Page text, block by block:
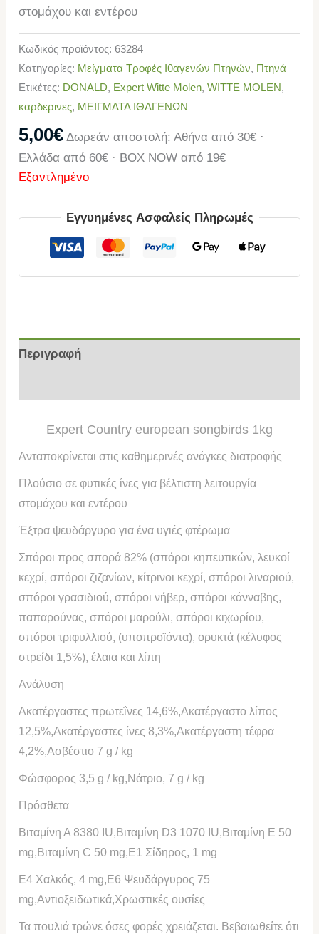
στομάχου και εντέρου
Κωδικός προϊόντος:63284
Κατηγορίες: Μείγματα Τροφές Ιθαγενών Πτηνών, Πτηνά
Ετικέτες: DONALD, Expert Witte Molen,WITTE MOLEN,
καρδερινες, ΜΕΙΓΜΑΤΑ ΙΘΑΓΕΝΩΝ
5,00€ Δωρεάν αποστολή: Αθήνα από 30€ ·
Ελλάδα από 60€ · BOX NOW από 19€
Εξαντλημένο
Εγγυημένες Ασφαλείς Πληρωμές
Περιγραφή
Expert Country european songbirds 1kg
Ανταποκρίνεται στις καθημερινές ανάγκες διατροφής
Πλούσιο σε φυτικές ίνες για βέλτιστη λειτουργία
στομάχου και εντέρου
Έξτρα ψευδάργυρο για ένα υγιές φτέρωμα
Σπόροι προς σπορά 82% (σπόροι κηπευτικών, λευκοί
κεχρί, σπόροι ζιζανίων, κίτρινοι κεχρί, σπόροι λιναριού,
σπόροι γρασιδιού, σπόροι νήβερ, σπόροι κάνναβης,
παπαρούνας, σπόροι μαρούλι, σπόροι κιχωρίου,
σπόροι τριφυλλιού, (υποπροϊόντα), ορυκτά (κέλυφος
στρείδι 1,5%), έλαια και λίπη
Ανάλυση
Ακατέργαστες πρωτεΐνες 14,6%,Ακατέργαστο λίπος
12,5%,Ακατέργαστες ίνες 8,3%,Ακατέργαστη τέφρα
4,2%,Ασβέστιο 7 g / kg
Φώσφορος 3,5 g / kg,Νάτριο, 7 g / kg
Πρόσθετα
Βιταμίνη Α 8380 IU, Βιταμίνη D3 1070 IU, Βιταμίνη Ε 50
mg, Βιταμίνη C 50 mg, E1 Σίδηρος, 1 mg
Ε4 Χαλκός, 4 mg, E6 Ψευδάργυρος 75
mg,Αντιοξειδωτικά,Χρωστικές ουσίες
Τα πουλιά τρώνε όσες φορές χρειάζεται. Βεβαιωθείτε ότι